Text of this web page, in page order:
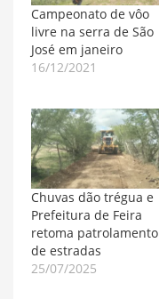
Campeonato de vôo
livre na serra de São
José em janeiro
16/12/2021
Chuvas dão trégua e
Prefeitura de Feira
retoma patrolamento
de estradas
25/07/2025